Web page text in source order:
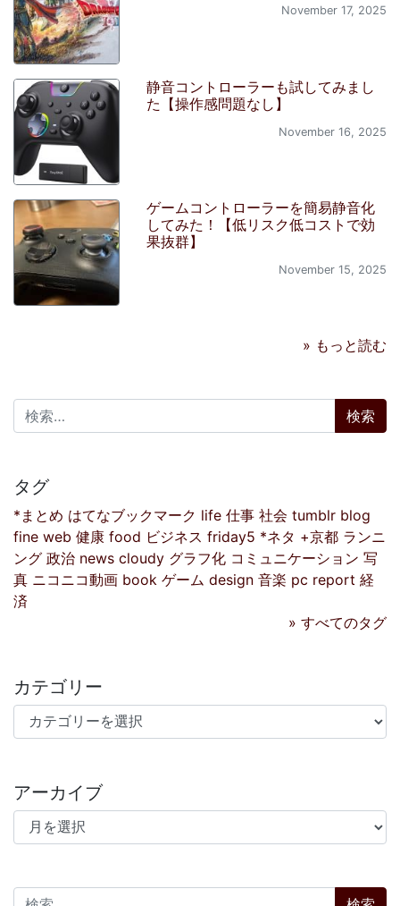
November 17, 2025
静音コントローラーも試してみまし
た【操作感問題なし】
November 16, 2025
ゲームコントローラーを簡易静音化
してみた！【低リスク低コストで効
果抜群】
November 15, 2025
» もっと読む
検索:
タグ
*まとめ はてなブックマーク life 仕事 社会 tumblr blog
fine web 健康 food ビジネス friday5 *ネタ +京都 ランニ
ング 政治 news cloudy グラフ化 コミュニケーション 写
真 ニコニコ動画 book ゲーム design 音楽 pc report 経
済
» すべてのタグ
カテゴリー
カテゴリー
アーカイブ
アーカイブ
検索: